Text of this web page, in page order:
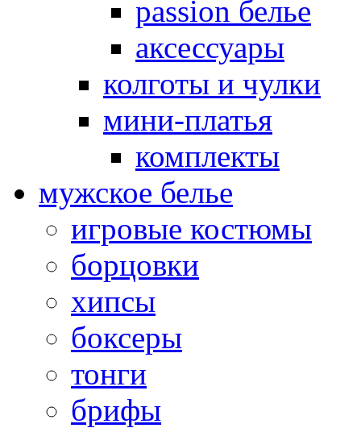
passion белье
аксессуары
колготы и чулки
мини-платья
комплекты
мужское белье
игровые костюмы
борцовки
хипсы
боксеры
тонги
брифы